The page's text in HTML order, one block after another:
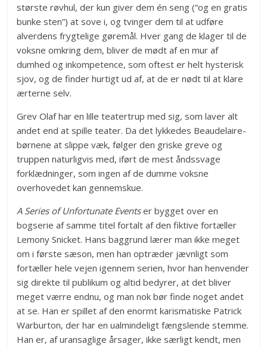
største røvhul, der kun giver dem én seng (“og en gratis
bunke sten”) at sove i, og tvinger dem til at udføre
alverdens frygtelige gøremål. Hver gang de klager til de
voksne omkring dem, bliver de mødt af en mur af
dumhed og inkompetence, som oftest er helt hysterisk
sjov, og de finder hurtigt ud af, at de er nødt til at klare
ærterne selv.
Grev Olaf har en lille teatertrup med sig, som laver alt
andet end at spille teater. Da det lykkedes Beaudelaire-
børnene at slippe væk, følger den griske greve og
truppen naturligvis med, iført de mest åndssvage
forklædninger, som ingen af de dumme voksne
overhovedet kan gennemskue.
A Series of Unfortunate Eventser bygget over en
bogserie af samme titel fortalt af den fiktive fortæller
Lemony Snicket. Hans baggrund lærer man ikke meget
om i første sæson, men han optræder jævnligt som
fortæller hele vejen igennem serien, hvor han henvender
sig direkte til publikum og altid bedyrer, at det bliver
meget værre endnu, og man nok bør finde noget andet
at se. Han er spillet af den enormt karismatiske Patrick
Warburton, der har en ualmindeligt fængslende stemme.
Han er, af uransaglige årsager, ikke særligt kendt, men